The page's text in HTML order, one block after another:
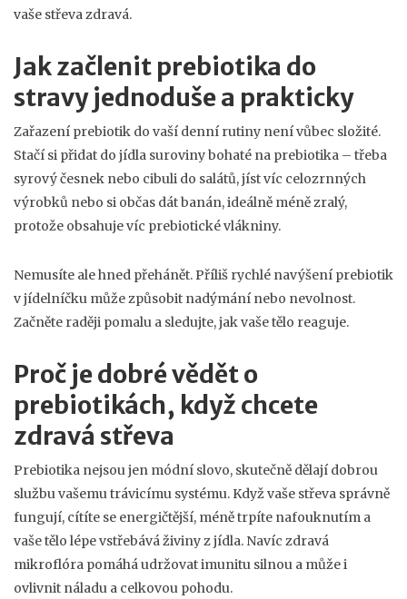
vaše střeva zdravá.
Jak začlenit prebiotika do
stravy jednoduše a prakticky
Zařazení prebiotik do vaší denní rutiny není vůbec složité.
Stačí si přidat do jídla suroviny bohaté na prebiotika – třeba
syrový česnek nebo cibuli do salátů, jíst víc celozrnných
výrobků nebo si občas dát banán, ideálně méně zralý,
protože obsahuje víc prebiotické vlákniny.
Nemusíte ale hned přehánět. Příliš rychlé navýšení prebiotik
v jídelníčku může způsobit nadýmání nebo nevolnost.
Začněte raději pomalu a sledujte, jak vaše tělo reaguje.
Proč je dobré vědět o
prebiotikách, když chcete
zdravá střeva
Prebiotika nejsou jen módní slovo, skutečně dělají dobrou
službu vašemu trávicímu systému. Když vaše střeva správně
fungují, cítíte se energičtější, méně trpíte nafouknutím a
vaše tělo lépe vstřebává živiny z jídla. Navíc zdravá
mikroflóra pomáhá udržovat imunitu silnou a může i
ovlivnit náladu a celkovou pohodu.